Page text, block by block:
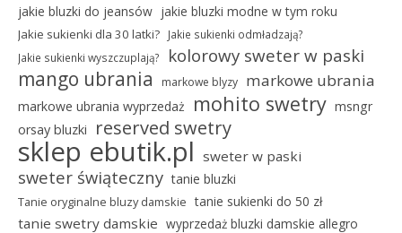
jakie bluzki do jeansów jakie bluzki modne w tym roku
Jakie sukienki dla 30 latki?
Jakie sukienki odmładzają?
Jakie sukienki wyszczuplają?
kolorowy sweter w paski
mango ubrania markowe blyzy markowe ubrania
markowe ubrania wyprzedaż mohito swetry msngr
orsay bluzki
reserved swetry
sklep ebutik.pl sweter w paski
sweter świąteczny tanie bluzki
Tanie oryginalne bluzy damskie tanie sukienki do 50 zł
tanie swetry damskie wyprzedaż bluzki damskie allegro